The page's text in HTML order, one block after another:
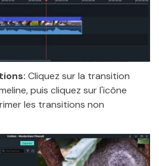
Cliquez sur la transition
puis cliquez sur l'icône
les transitions non